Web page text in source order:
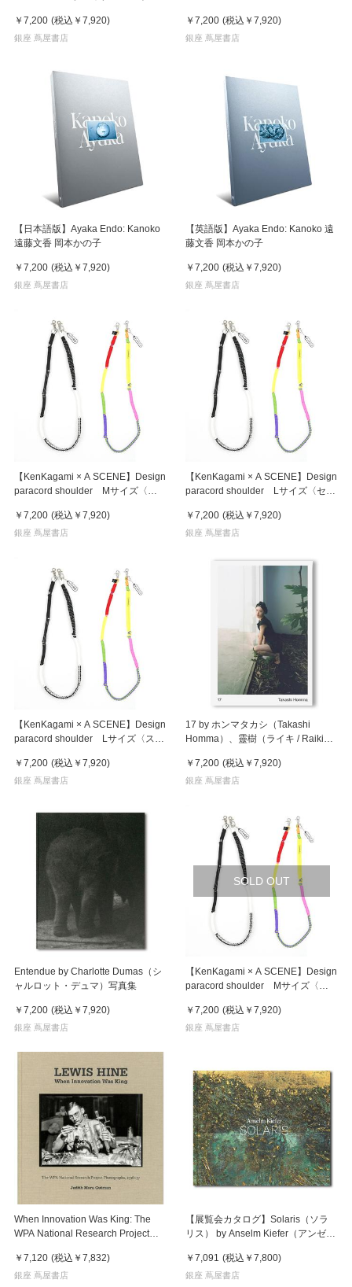
￥7,200 (税込 ￥7,920)
銀座 蔦屋書店
￥7,200 (税込 ￥7,920)
銀座 蔦屋書店
【日本語版】Ayaka Endo: Kanoko
遠藤文香 岡本かの子
￥7,200 (税込 ￥7,920)
銀座 蔦屋書店
【英語版】Ayaka Endo: Kanoko 遠
藤文香 岡本かの子
￥7,200 (税込 ￥7,920)
銀座 蔦屋書店
【KenKagami × A SCENE】Design
paracord shoulder Mサイズ〈セ
択※
￥7,200 (税込 ￥7,920)
銀座 蔦屋書店
【KenKagami × A SCENE】Design
paracord shoulder Lサイズ〈セル
※
￥7,200 (税込 ￥7,920)
銀座 蔦屋書店
【KenKagami × A SCENE】Design
paracord shoulder Lサイズ〈スマ
￥7,200 (税込 ￥7,920)
銀座 蔦屋書店
17 by ホンマタカシ（Takashi
Homma）、靈樹（ライキ / Raiki
￥7,200 (税込 ￥7,920)
銀座 蔦屋書店
Entendue by Charlotte Dumas（シ
ャルロット・デュマ）写真集
￥7,200 (税込 ￥7,920)
銀座 蔦屋書店
SOLD OUT
【KenKagami × A SCENE】Design
paracord shoulder Mサイズ〈ス
￥7,200 (税込 ￥7,920)
銀座 蔦屋書店
When Innovation Was King: The
WPA National Research Project
イン 写真集
￥7,120 (税込 ￥7,832)
銀座 蔦屋書店
【展覧会カタログ】Solaris（ソラ
リス） by Anselm Kiefer（アンゼル
￥7,091 (税込 ￥7,800)
銀座 蔦屋書店